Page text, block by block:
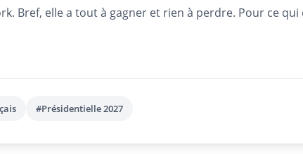
Bref, elle a tout à gagner et rien à perdre. Pour ce
#Présidentielle 2027